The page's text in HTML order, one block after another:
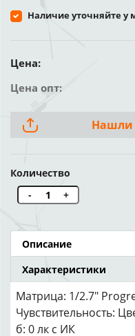
Наличие уточняйте у
Цена:
Цена опт:
Нашли
Количество
-
+
Описание
Характеристики
Матрица: 1/2.7"
Чувствительность:
б: 0 лк с ИК